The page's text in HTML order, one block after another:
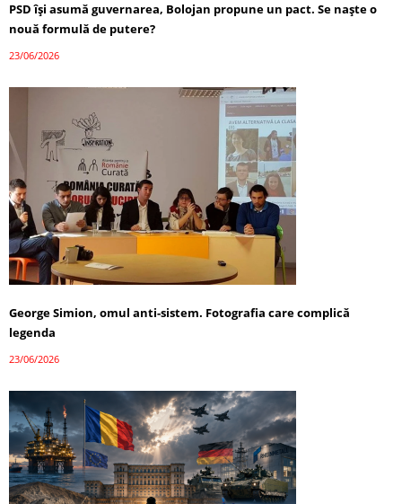
PSD își asumă guvernarea, Bolojan propune un pact. Se naște o
nouă formulă de putere?
23/06/2026
George Simion, omul anti-sistem. Fotografia care complică
legenda
23/06/2026